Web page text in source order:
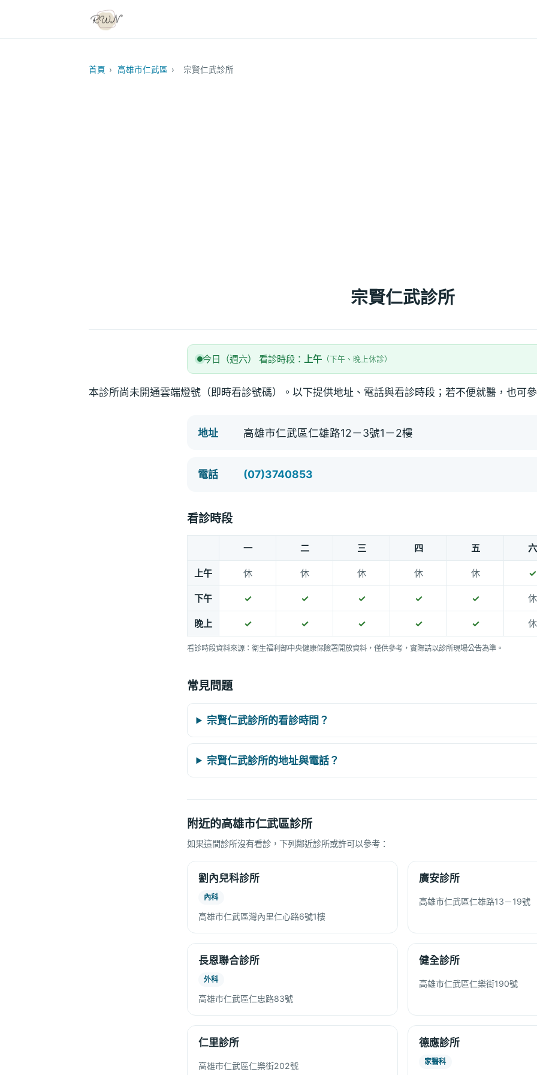
首頁 › 高雄市仁武區 › 宗賢仁武診所
宗賢仁武診所
今日（週六） 看診時段： 上午 （下午、晚上休診）
本診所尚未開通雲端燈號（即時看診號碼）。以下提供地址、電話與看診時段；若不便就醫，也可
地址 高雄市仁武區仁雄路12－3號1－2樓
電話 (07)3740853
看診時段
一 二 三 四 五 六
上午 休 休 休 休 休 ✓
下午 ✓ ✓ ✓ ✓ ✓ 休
晚上 ✓ ✓ ✓ ✓ ✓ 休
看診時段資料來源：衛生福利部中央健康保險署開放資料，僅供參考，實際請以診所現場公告為準。
常見問題
宗賢仁武診所的看診時間？
宗賢仁武診所的地址與電話？
附近的高雄市仁武區診所
如果這間診所沒有看診，下列鄰近診所或許可以參考：
劉內兒科診所
內科
高雄市仁武區灣內里仁心路6號1樓
廣安診所
高雄市仁武區仁雄路13－19號
長恩聯合診所
外科
高雄市仁武區仁忠路83號
健全診所
高雄市仁武區仁樂街190號
仁里診所
高雄市仁武區仁樂街202號
德應診所
家醫科